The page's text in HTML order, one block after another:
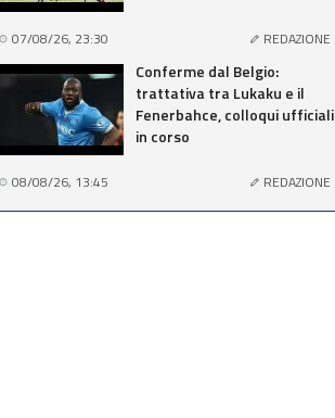
07/08/26, 23:30 REDAZIONE
Conferme dal Belgio:
trattativa tra Lukaku e il
Fenerbahce, colloqui ufficiali
in corso
08/08/26, 13:45 REDAZIONE